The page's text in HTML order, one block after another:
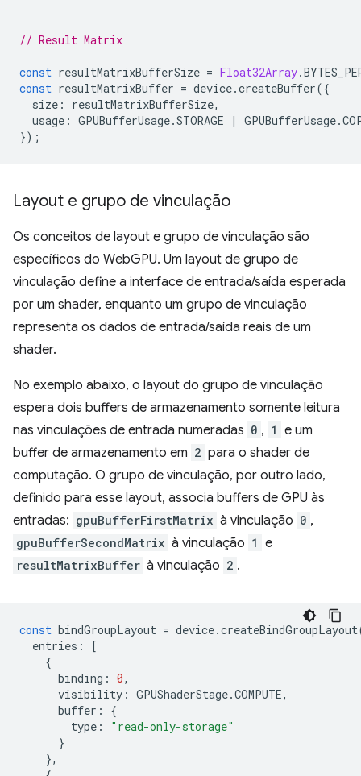
// Result Matrix
const resultMatrixBufferSize = Float32Array.
const resultMatrixBuffer = device.createBuffer({
size : resultMatrixBufferSize,
usage : GPUBufferUsage.STORAGE | GPUBufferUsage.
});
Layout e grupo de vinculação
Os conceitos de layout e grupo de vinculação são
específicos do WebGPU. Um layout de grupo de
vinculação define a interface de entrada/saída esperada
por um shader, enquanto um grupo de vinculação
representa os dados de entrada/saída reais de um
shader.
No exemplo abaixo, o layout do grupo de vinculação
espera dois buffers de armazenamento somente leitura
nas vinculações de entrada numeradas 0 , 1 e um
buffer de armazenamento em 2 para o shader de
computação. O grupo de vinculação, por outro lado,
definido para esse layout, associa buffers de GPU às
entradas: gpuBufferFirstMatrix à vinculação 0 ,
gpuBufferSecondMatrix à vinculação 1 e
resultMatrixBuffer à vinculação 2 .
const bindGroupLayout = device.createBindGroupLayout
entries :
[
{
binding : 0,
visibility : GPUShaderStage.COMPUTE,
buffer :
{
type :
"read-only-storage"
}
},